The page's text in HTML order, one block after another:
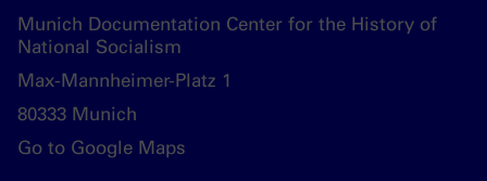
Munich Documentation Center for the History of
National Socialism
Max-Mannheimer-Platz 1
80333 Munich
Go to Google Maps